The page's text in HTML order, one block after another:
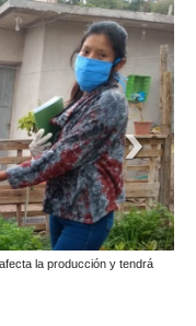
la producción y tendrá